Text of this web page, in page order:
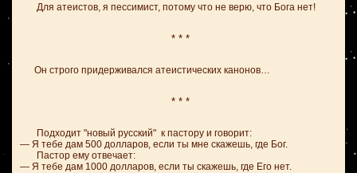
Для атеистов, я пессимист, потому что не верю, что Бога нет!
* * *
Он строго придерживался атеистических канонов…
* * *
Подходит "новый русский" к пастору и говорит:
— Я тебе дам 500 долларов, если ты мне скажешь, где Бог.
Пастор ему отвечает:
— Я тебе дам 1000 долларов, если ты скажешь, где Его нет.